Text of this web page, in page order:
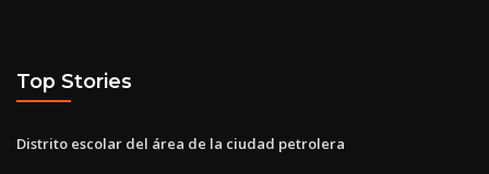
Top Stories
Distrito escolar del área de la ciudad petrolera